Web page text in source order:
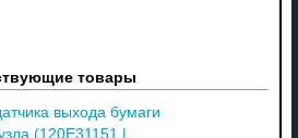
товары
выхода бумаги
(120E31151 |